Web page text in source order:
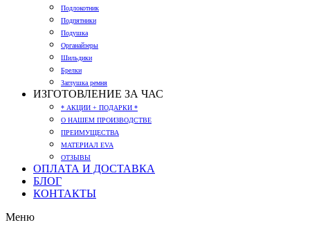
Подлокотник
Подпятники
Подушка
Органайзеры
Шильдики
Брелки
Заглушка ремня
ИЗГОТОВЛЕНИЕ ЗА ЧАС
* АКЦИИ + ПОДАРКИ *
О НАШЕМ ПРОИЗВОДСТВЕ
ПРЕИМУЩЕСТВА
МАТЕРИАЛ EVA
ОТЗЫВЫ
ОПЛАТА И ДОСТАВКА
БЛОГ
КОНТАКТЫ
Меню